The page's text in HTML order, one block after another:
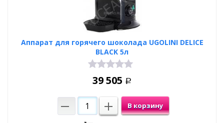
Аппарат для горячего шоколада UGOLINI DELICE
BLACK 5л
39 505 Р
В корзину